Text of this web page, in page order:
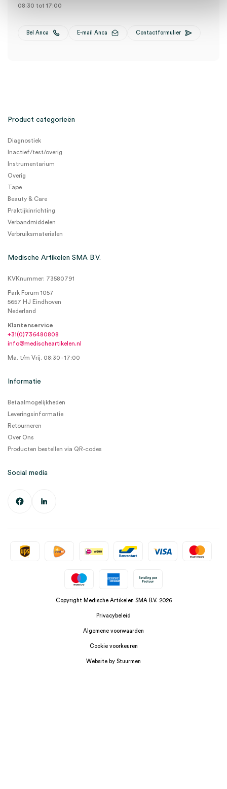
08:30 tot 17:00
Bel Anca E-mail Anca Contactformulier
Product categorieën
Diagnostiek
Inactief/test/overig
Instrumentarium
Overig
Tape
Beauty & Care
Praktijkinrichting
Verbandmiddelen
Verbruiksmaterialen
Medische Artikelen SMA B.V.
KVKnummer: 73580791
Park Forum 1057
5657 HJ Eindhoven
Nederland
Klantenservice
+31(0)736480808
info@medischeartikelen.nl
Ma. t/m Vrij. 08:30 - 17:00
Informatie
Betaalmogelijkheden
Leveringsinformatie
Retourneren
Over Ons
Producten bestellen via QR-codes
Social media
Copyright Medische Artikelen SMA B.V. 2026
Privacybeleid
Algemene voorwaarden
Cookie voorkeuren
Website by Stuurmen